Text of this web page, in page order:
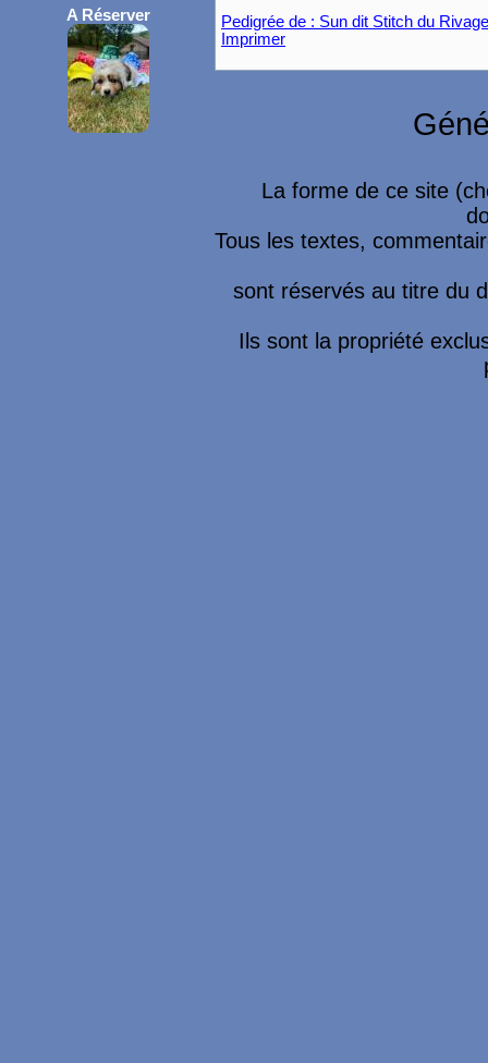
A Réserver
Pedigrée de : Sun dit Stitch du
Imprimer
La forme de ce site
Tous les textes,
sont réservés au titre du
Ils sont la propriété